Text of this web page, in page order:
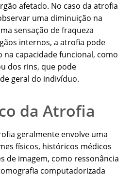
afetado. No caso da atrofia
uma diminuição na
sensação de fraqueza
internos, a atrofia pode
na capacidade funcional, como
dos rins, que pode
geral do indivíduo.
da Atrofia
geralmente envolve uma
físicos, históricos médicos
de imagem, como ressonância
computadorizada